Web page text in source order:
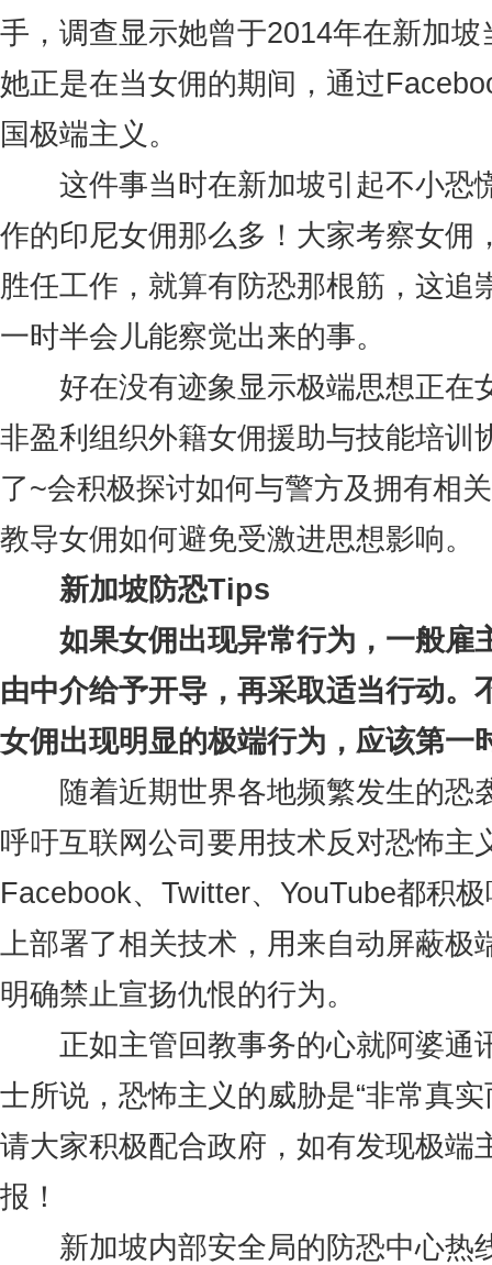
手，调查显示她曾于2014年在新加
她正是在当女佣的期间，通过
国极端主义。
这件事当时在新加坡引起不小恐
作的印尼女佣那么多！大家考察女佣
胜任工作，就算有防恐那根筋，这追
一时半会儿能察觉出来的事。
好在没有迹象显示极端思想正在
非盈利组织外籍女佣援助与技能培训
了~会积极探讨如何与警方及拥有相
教导女佣如何避免受激进思想影响。
新加坡防恐Tips
如果女佣出现异常行为，一般雇
由中介给予开导，再采取适当行动。
女佣出现明显的极端行为，应该第一
随着近期世界各地频繁发生的恐
呼吁互联网公司要用技术反对恐怖主
Facebook、Twitter、YouTube都积
上部署了相关技术，用来自动屏蔽
明确禁止宣扬仇恨的行为。
正如主管回教事务的心就阿婆通
士所说，恐怖主义的威胁是“非常真
请大家积极配合政府，如有发现极端
报！
新加坡内部安全局的防恐中心热